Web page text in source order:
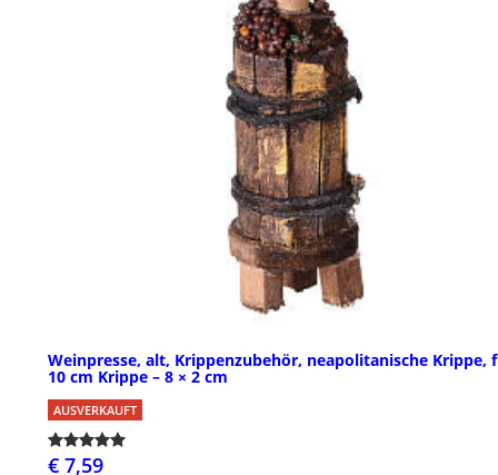
Weinpresse, alt, Krippenzubehör, neapolitanische Krippe,
10 cm Krippe – 8 × 2 cm
AUSVERKAUFT
€ 7,59